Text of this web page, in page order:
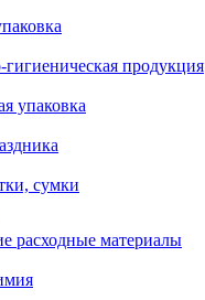
продукция
упаковка
сумки
расходные материалы